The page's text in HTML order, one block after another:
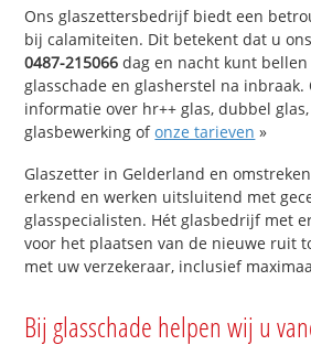
Ons glaszettersbedrijf biedt een
bij calamiteiten. Dit betekent dat u
0487-215066 dag en nacht kunt
glasschade en glasherstel na inbraak.
informatie over hr++ glas, dubbel
glasbewerking ofonze tarieven »
Glaszetter in Gelderland en
erkend en werken uitsluitend met
glasspecialisten. Hét glasbedrijf met
voor het plaatsen van de nieuwe ruit
met uw verzekeraar, inclusief
Bij glasschade helpen wij u